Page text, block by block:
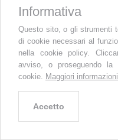
Informativa
Questo sito, o gli strumenti
di cookie necessari al
nella cookie policy.
avviso, o proseguendo la
cookie. Maggiori informazioni
Accetto